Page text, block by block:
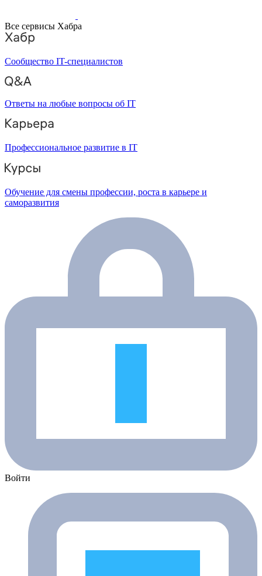
Все сервисы Хабра
Сообщество IT-специалистов
Ответы на любые вопросы об IT
Профессиональное развитие в IT
Обучение для смены профессии, роста в карьере и
саморазвития
Войти